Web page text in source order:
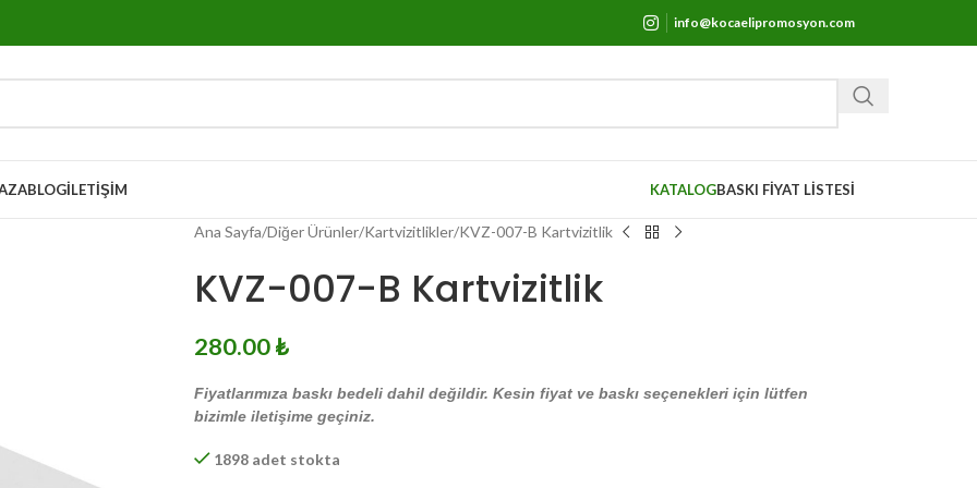
info@kocaelipromosyon.com
BLOGİLETIŞIM KATALOGBASKI FİYAT LİSTESİ
Ana Sayfa Diğer Ürünler Kartvizitlikler KVZ-007-B Kartvizitlik
KVZ-007-B Kartvizitlik
280.00₺
Fiyatlarımıza baskı bedeli dahil değildir. Kesin fiyat ve baskı seçenekleri için lütfen
bizimle iletişime geçiniz.
1898 adet stokta